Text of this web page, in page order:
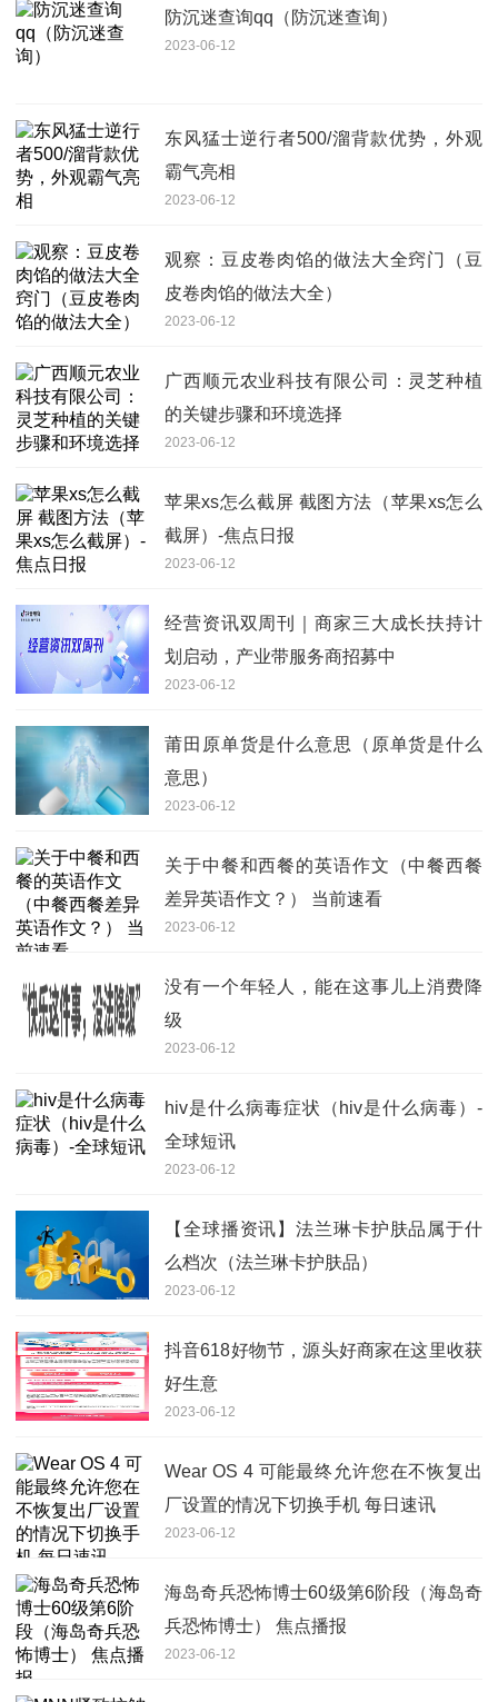
防沉迷查询qq（防沉迷查询）
2023-06-12
东风猛士逆行者500/溜背款优势，外观
霸气亮相
2023-06-12
观察：豆皮卷肉馅的做法大全窍门（豆
皮卷肉馅的做法大全）
2023-06-12
广西顺元农业科技有限公司：灵芝种植
的关键步骤和环境选择
2023-06-12
苹果xs怎么截屏 截图方法（苹果xs怎么
截屏）-焦点日报
2023-06-12
经营资讯双周刊｜商家三大成长扶持计
划启动，产业带服务商招募中
2023-06-12
莆田原单货是什么意思（原单货是什么
意思）
2023-06-12
关于中餐和西餐的英语作文（中餐西餐
差异英语作文？） 当前速看
2023-06-12
没有一个年轻人，能在这事儿上消费降
级
2023-06-12
hiv是什么病毒症状（hiv是什么病毒）-
全球短讯
2023-06-12
【全球播资讯】法兰琳卡护肤品属于什
么档次（法兰琳卡护肤品）
2023-06-12
抖音618好物节，源头好商家在这里收获
好生意
2023-06-12
Wear OS 4 可能最终允许您在不恢复出
厂设置的情况下切换手机 每日速讯
2023-06-12
海岛奇兵恐怖博士60级第6阶段（海岛奇
兵恐怖博士） 焦点播报
2023-06-12